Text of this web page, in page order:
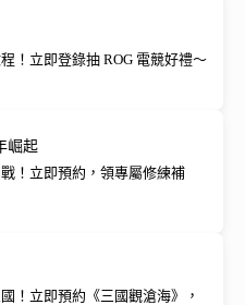
！立即登錄抽 ROG 電競好禮～
崛起
！立即預約，領專屬修練補
！立即預約《三國觀滄海》，